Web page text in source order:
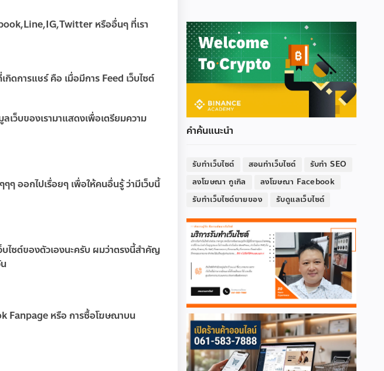
หรืออื่นๆ ที่เรา
ดการแชร์ คือ เมื่อมีการ Feed เว็บไซต์
เว็บของเรามาแสดงเพื่อเตรียมความ
ออกไปเรื่อยๆ เพื่อให้คนอื่นรู้ ว่ามีเว็บนี้
บไซต์ของตัวเองนะครับ ผมว่าตรงนี้สำคัญ
Fanpage หรือ การซื้อโฆษณาบน
คำค้นแนะนำ
รับทำเว็บไซต์ สอนทำเว็บไซต์
รับทำ SEO
ลงโฆษณา กูเกิล
ลงโฆษณา Facebook
รับทำเว็บไซต์ขายของ
รับดูแลเว็บไซต์